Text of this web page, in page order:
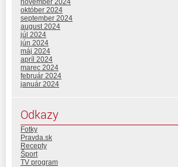
november 2024
október 2024
september 2024
august 2024
júl 2024
jún 2024
máj 2024
apríl 2024
marec 2024
február 2024
január 2024
Odkazy
Fotky
Pravda.sk
Recepty
Šport
TV program